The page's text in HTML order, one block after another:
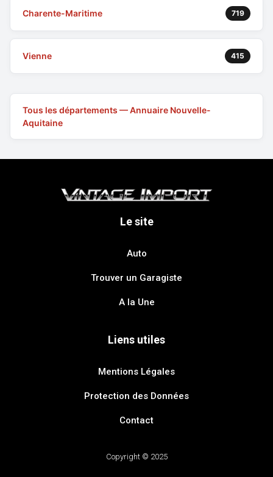
Charente-Maritime 719
Vienne 415
Tous les départements — Annuaire Nouvelle-
Aquitaine
Le site
Auto
Trouver un Garagiste
A la Une
Liens utiles
Mentions Légales
Protection des Données
Contact
Copyright © 2025